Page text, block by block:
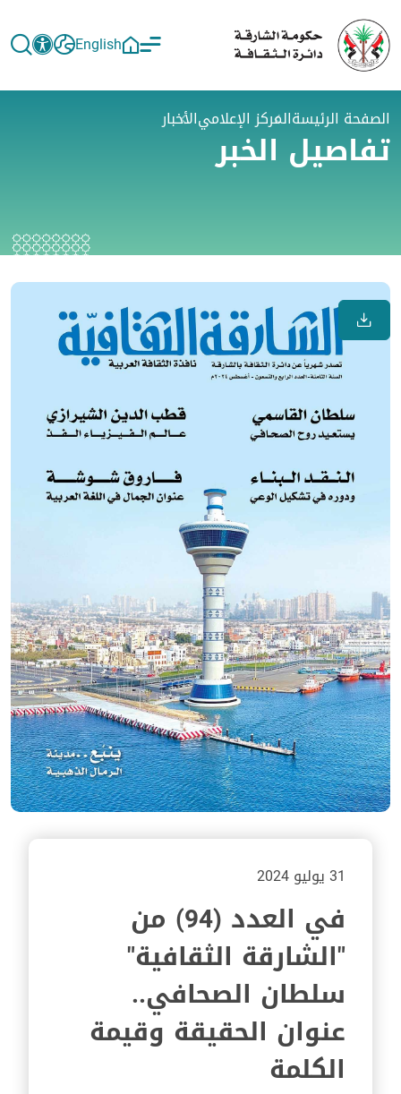
English
الصفحة الرئيسةالمركز الإعلاميالأخبار
تفاصيل الخبر
31 يوليو 2024
في العدد (94) من
"الشارقة الثقافية"
سلطان الصحافي..
عنوان الحقيقة وقيمة
الكلمة